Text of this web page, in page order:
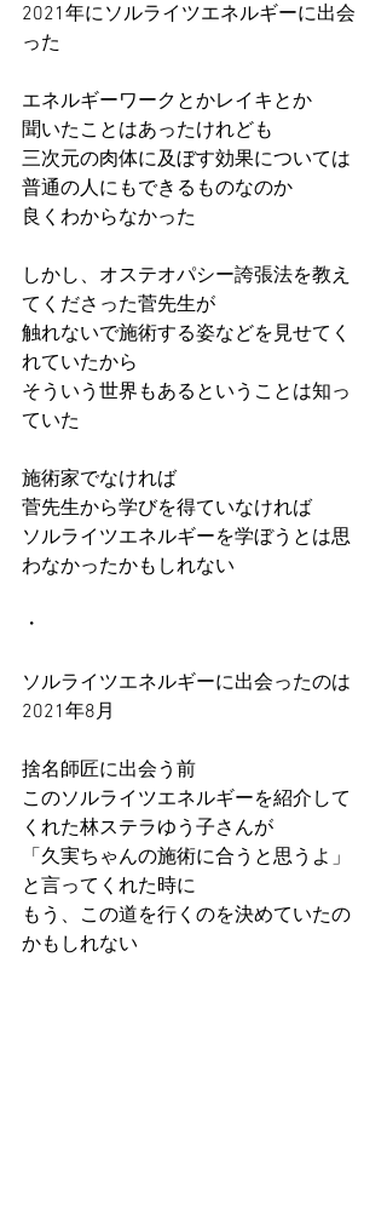
2021年にソルライツエネルギーに出会
った
エネルギーワークとかレイキとか
聞いたことはあったけれども
三次元の肉体に及ぼす効果については
普通の人にもできるものなのか
良くわからなかった
しかし、オステオパシー誇張法を教え
てくださった菅先生が
触れないで施術する姿などを見せてく
れていたから
そういう世界もあるということは知っ
ていた
施術家でなければ
菅先生から学びを得ていなければ
ソルライツエネルギーを学ぼうとは思
わなかったかもしれない
・
ソルライツエネルギーに出会ったのは
2021年8月
捨名師匠に出会う前
このソルライツエネルギーを紹介して
くれた林ステラゆう子さんが
「久実ちゃんの施術に合うと思うよ」
と言ってくれた時に
もう、この道を行くのを決めていたの
かもしれない